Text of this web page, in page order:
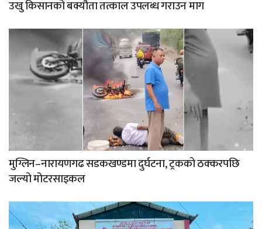
उखु किसानको बक्यौता तत्काल उपलब्ध गराउन माग
मुग्लिन–नारायणगढ सडकखण्डमा दुर्घटना, ट्रकको ठक्करपछि
जल्यो मोटरसाइकल